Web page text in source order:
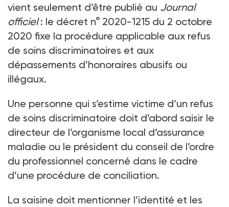
vient seulement d’être publié au Journal
officiel: le décret n° 2020-1215 du 2 octobre
2020 fixe la procédure applicable aux refus
de soins discriminatoires et aux
dépassements d’honoraires abusifs ou
illégaux.
Une personne qui s’estime victime d’un refus
de soins discriminatoire doit d’abord saisir le
directeur de l’organisme local d’assurance
maladie ou le président du conseil de l’ordre
du professionnel concerné dans le cadre
d’une procédure de conciliation.
La saisine doit mentionner l’identité et les